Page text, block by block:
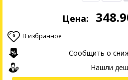
Цена:
0 В избранное
Сообщить о
Нашли